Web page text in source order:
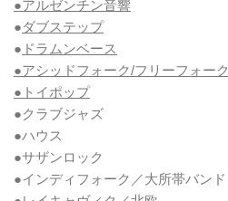
●アルゼンチン音響
●ダブステップ
● ドラムンベース
●アシッドフォーク/フリーフォーク
●トイポップ
●クラブジャズ
●ハウス
●サザンロック
●インディフォーク／大所帯バンド